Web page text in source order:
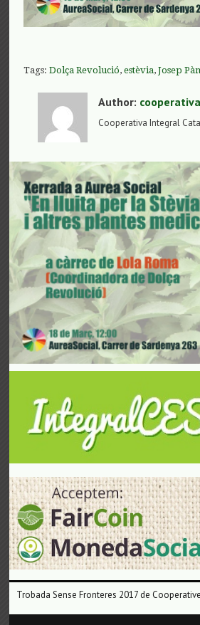
Tags:Dolça Revolució,estèvia,Josep
Author: cooperativa
Cooperativa Integral
Trobada Sense Fronteres 2017 de